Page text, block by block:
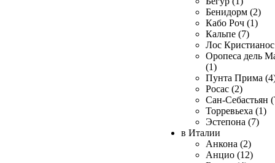
Бенидорм (2)
Кабо Роч (1)
Кальпе (7)
Лос
Оропеса дель
(1)
Пунта Прима
Росас (2)
Сан-Себастьян
Торревьеха (1)
Эстепона (7)
в Италии
Анкона (2)
Анцио (12)